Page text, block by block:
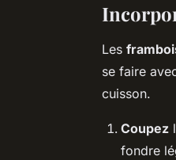
Les
se faire
cuisson.
Coupez
fondre